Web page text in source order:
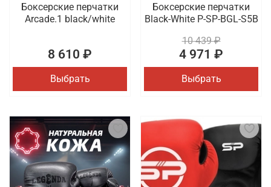
Боксерские перчатки
Arcade.1 black/white
8 610 ₽
Выбрать
Боксерские перчатки
Black-White P-SP-BGL-S5B
10 439 ₽
4 971 ₽
Выбрать